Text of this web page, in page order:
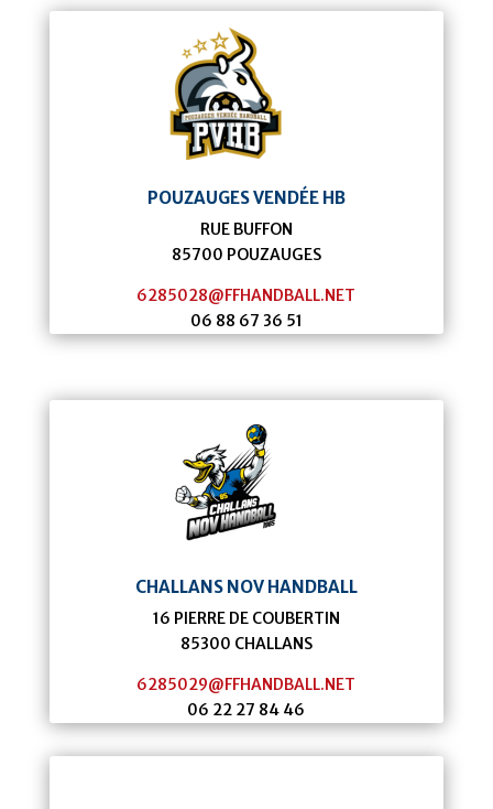
POUZAUGES VENDÉE HB
RUE BUFFON
85700 POUZAUGES
6285028@FFHANDBALL.NET
06 88 67 36 51
CHALLANS NOV HANDBALL
16 PIERRE DE COUBERTIN
85300 CHALLANS
6285029@FFHANDBALL.NET
06 22 27 84 46